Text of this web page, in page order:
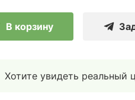
В корзину
Хотите увидеть реальный